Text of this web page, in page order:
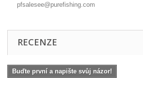
pfsalesee@purefishing.com
RECENZE
Buďte první a napište svůj názor!